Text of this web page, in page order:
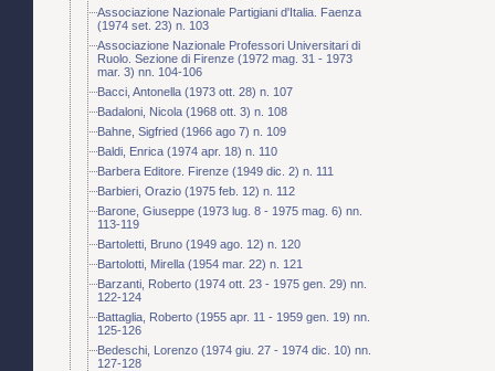
Associazione Nazionale Partigiani d'Italia. Faenza
(1974 set. 23) n. 103
Associazione Nazionale Professori Universitari di
Ruolo. Sezione di Firenze (1972 mag. 31 - 1973
mar. 3) nn. 104-106
Bacci, Antonella (1973 ott. 28) n. 107
Badaloni, Nicola (1968 ott. 3) n. 108
Bahne, Sigfried (1966 ago 7) n. 109
Baldi, Enrica (1974 apr. 18) n. 110
Barbera Editore. Firenze (1949 dic. 2) n. 111
Barbieri, Orazio (1975 feb. 12) n. 112
Barone, Giuseppe (1973 lug. 8 - 1975 mag. 6) nn.
113-119
Bartoletti, Bruno (1949 ago. 12) n. 120
Bartolotti, Mirella (1954 mar. 22) n. 121
Barzanti, Roberto (1974 ott. 23 - 1975 gen. 29) nn.
122-124
Battaglia, Roberto (1955 apr. 11 - 1959 gen. 19) nn.
125-126
Bedeschi, Lorenzo (1974 giu. 27 - 1974 dic. 10) nn.
127-128